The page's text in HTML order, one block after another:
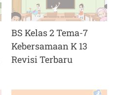
BS Kelas 2 Tema-7
Kebersamaan K 13
Revisi Terbaru